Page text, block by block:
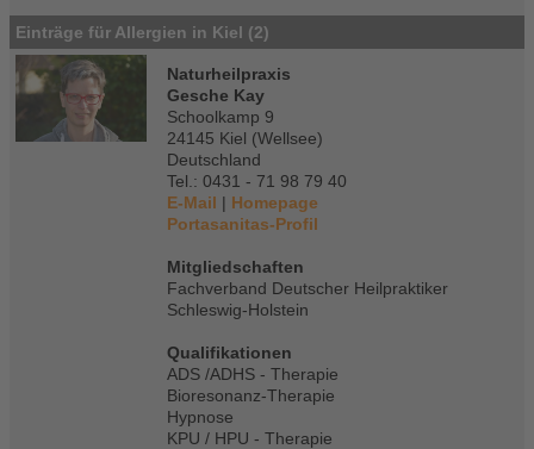
Einträge für Allergien in Kiel (2)
Naturheilpraxis
Gesche Kay
Schoolkamp 9
24145 Kiel (Wellsee)
Deutschland
Tel.: 0431 - 71 98 79 40
E-Mail | Homepage
Portasanitas-Profil
Mitgliedschaften
Fachverband Deutscher Heilpraktiker
Schleswig-Holstein
Qualifikationen
ADS /ADHS - Therapie
Bioresonanz-Therapie
Hypnose
KPU / HPU - Therapie